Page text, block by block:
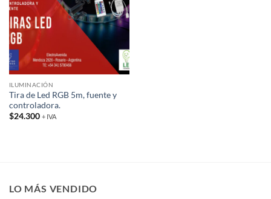
ILUMINACIÓN
Tira de Led RGB 5m, fuente y
controladora.
$24.300 + IVA
LO MÁS VENDIDO